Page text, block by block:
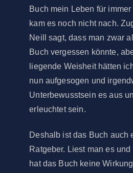
Buch mein Leben für
kam es noch nicht nach.
Neill sagt, dass man zwar
Buch vergessen könnte,
liegende Weisheit hätten
nun aufgesogen und
Unterbewusstsein es aus
erleuchtet sein.
Deshalb ist das Buch auch
Ratgeber. Liest man es
hat das Buch keine